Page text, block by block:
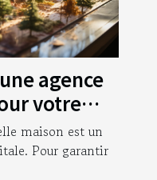
agence
votre
maison est un
Pour garantir